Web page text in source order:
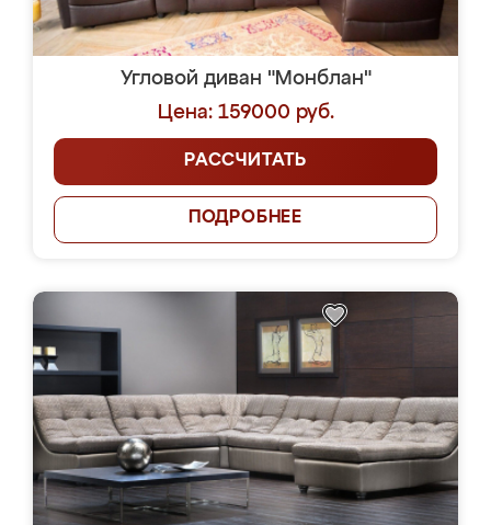
Угловой диван "Монблан"
Цена: 159000 руб.
РАССЧИТАТЬ
ПОДРОБНЕЕ